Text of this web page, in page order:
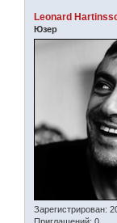
Leonard
Юзер
Зарегистрирован: